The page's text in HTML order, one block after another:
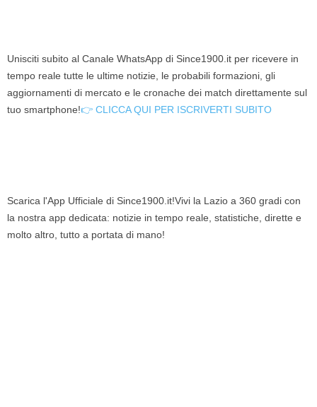
Unisciti subito al Canale WhatsApp di Since1900.it per ricevere in
tempo reale tutte le ultime notizie, le probabili formazioni, gli
aggiornamenti di mercato e le cronache dei match direttamente sul
tuo smartphone!👉 CLICCA QUI PER ISCRIVERTI SUBITO
Scarica l'App Ufficiale di Since1900.it!Vivi la Lazio a 360 gradi con
la nostra app dedicata: notizie in tempo reale, statistiche, dirette e
molto altro, tutto a portata di mano!